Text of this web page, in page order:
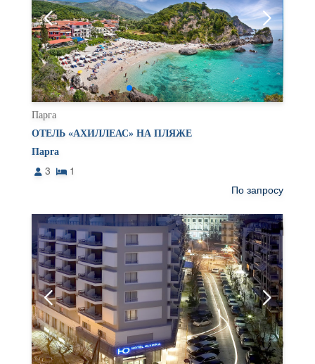
Парга
ОТЕЛЬ «АХИЛЛЕАС» НА ПЛЯЖЕ
Парга
3
1
По запросу